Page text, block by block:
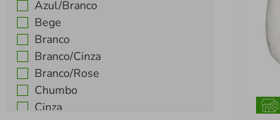
Azul/Branco
Bege
Branco
Branco/Cinza
Branco/Rose
Chumbo
Cinza